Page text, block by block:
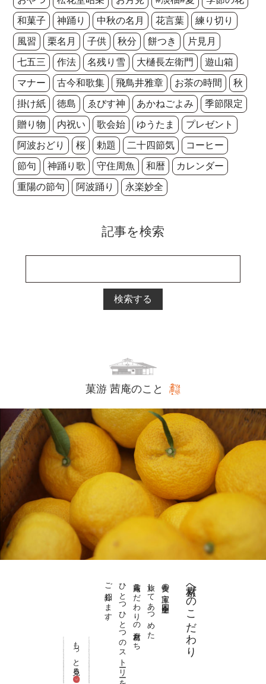
和菓子 神踊り 中秋の名月 花言葉 練り切り
風習 栗名月 子供 秋分 餅つき 片見月
七五三 作法 名残り雪 大樋長左衛門 遊山箱
マナー 古今和歌集 飛鳥井雅章 お茶の時間 秋
掛け紙 徳島 ゑびす神 あかねごよみ 季節限定
贈り物 内祝い 歌会始 ゆうたま プレゼント
阿波おどり 桜 勅題 二十四節気 コーヒー
節句 神踊り歌 守住周魚 和暦 カレンダー
重陽の節句 阿波踊り 永楽妙全
記事を検索
検索する
菓游 茜庵のこと
素材へのこだわり
美食の宝庫 四国全土を
旅してあつめた
茜庵こだわりの素材たち
ひとつひとつのストーリーを
ご紹介します。
もっと見る